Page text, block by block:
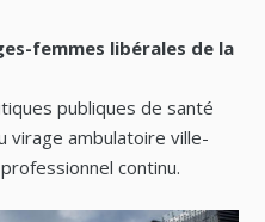
femmes libérales de la
publiques de santé
virage ambulatoire ville-
continu.